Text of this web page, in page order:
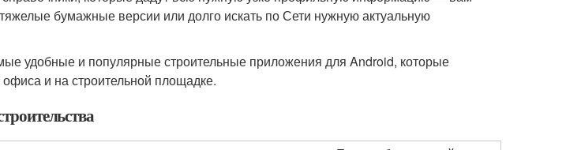
бумажные версии или долго искать по Сети нужную актуальную
удобные и популярные строительные приложения для Android, которые
и на строительной площадке.